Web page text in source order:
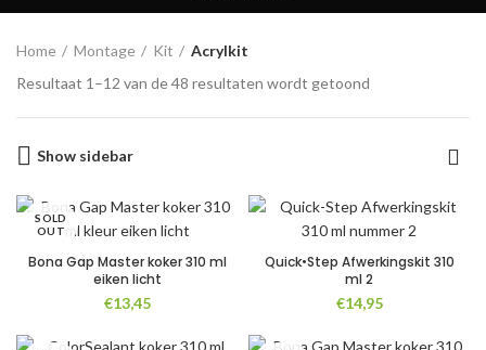
Home Montage Kit
Acrylkit
Resultaat 1–12 van de 48 resultaten wordt getoond
Show sidebar
SOLD
OUT
Bona Gap Master koker 310 ml
eiken licht
€13,45
Quick•Step Afwerkingskit 310
ml 2
€14,95